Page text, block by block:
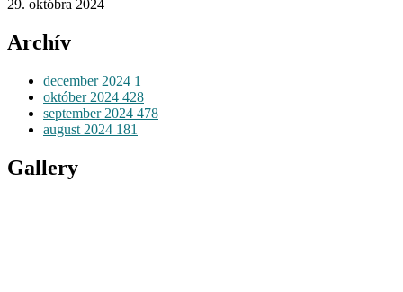
29. októbra 2024
Archív
december 2024 1
október 2024 428
september 2024 478
august 2024 181
Gallery